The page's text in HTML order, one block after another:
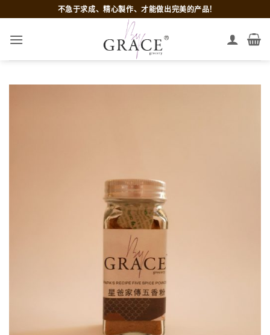
到
不急于求成、精心製作、才能做出完美的产品!